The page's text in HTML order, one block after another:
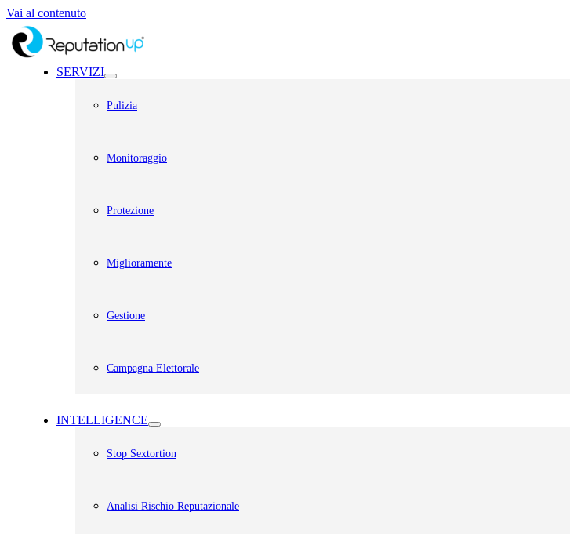
Vai al contenuto
SERVIZI
Pulizia
Monitoraggio
Protezione
Miglioramente
Gestione
Campagna Elettorale
INTELLIGENCE
Stop Sextortion
Analisi Rischio Reputazionale​